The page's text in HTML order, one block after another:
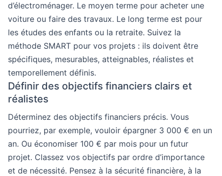
d’électroménager. Le moyen terme pour acheter une
voiture ou faire des travaux. Le long terme est pour
les études des enfants ou la retraite. Suivez la
méthode SMART pour vos projets : ils doivent être
spécifiques, mesurables, atteignables, réalistes et
temporellement définis.
Définir des objectifs financiers clairs et
réalistes
Déterminez des objectifs financiers précis. Vous
pourriez, par exemple, vouloir épargner 3 000 € en un
an. Ou économiser 100 € par mois pour un futur
projet. Classez vos objectifs par ordre d’importance
et de nécessité. Pensez à la sécurité financière, à la